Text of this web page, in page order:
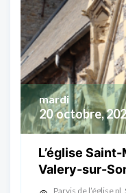
20 octobre,
mardi
L’église
Valery-sur-
Parvis de l’église